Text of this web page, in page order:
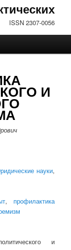
ISSN 2307-0056
И
науки,
, профилактика
и